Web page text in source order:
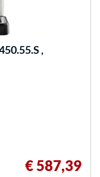
,
€ 587,39